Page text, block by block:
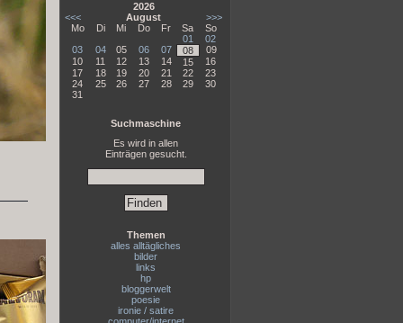
2026
<<<
August
>>>
Mo
Di Mi Do Fr Sa
So
01
02
03
04 05 06 07 08
09
10
11 12 13 14 15
16
17
18 19 20 21 22
23
24
25 26 27 28 29
30
31
Suchmaschine
Es wird in allen
Einträgen gesucht.
Themen
alles alltägliches
bilder
links
hp
bloggerwelt
poesie
ironie / satire